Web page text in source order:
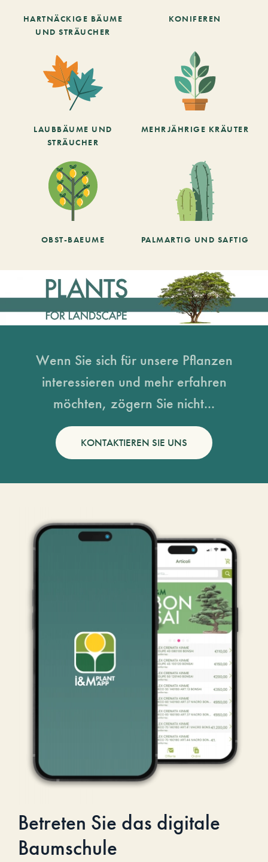
HARTNÄCKIGE BÄUME
UND STRÄUCHER
KONIFEREN
LAUBBÄUME UND
STRÄUCHER
MEHRJÄHRIGE KRÄUTER
OBST-BAEUME PALMARTIG UND SAFTIG
Wenn Sie sich für unsere Pflanzen
interessieren und mehr erfahren
möchten, zögern Sie nicht...
KONTAKTIEREN SIE UNS
Betreten Sie das digitale
Baumschule